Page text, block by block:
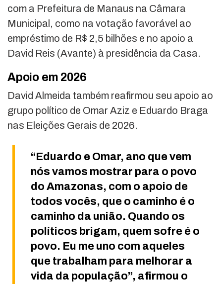
com a Prefeitura de Manaus na Câmara
Municipal, como na votação favorável ao
empréstimo de R$ 2,5 bilhões e no apoio a
David Reis (Avante) à presidência da Casa.
Apoio em 2026
David Almeida também reafirmou seu apoio ao
grupo político de Omar Aziz e Eduardo Braga
nas Eleições Gerais de 2026.
“Eduardo e Omar, ano que vem
nós vamos mostrar para o povo
do Amazonas, com o apoio de
todos vocês, que o caminho é o
caminho da união. Quando os
políticos brigam, quem sofre é o
povo. Eu me uno com aqueles
que trabalham para melhorar a
vida da população”, afirmou o